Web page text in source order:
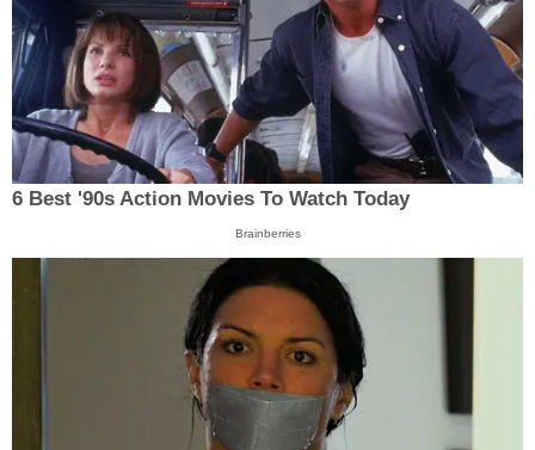
6 Best '90s Action Movies To Watch Today
Brainberries